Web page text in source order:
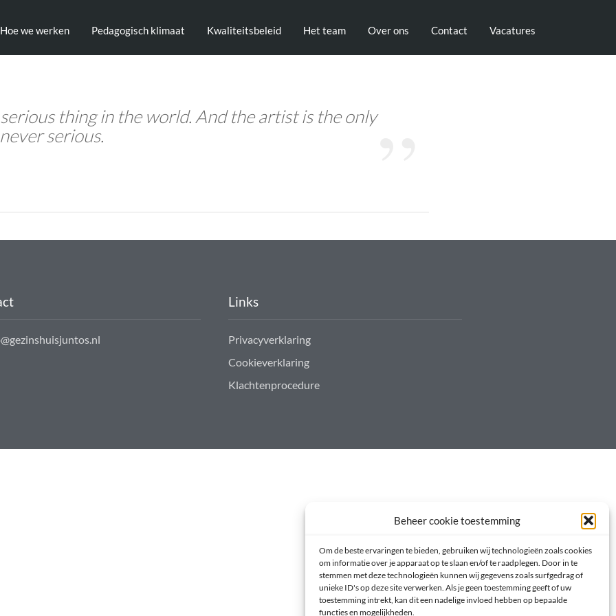
Beheer cookie toestemming
Om de beste ervaringen te bieden, gebruiken wij technologieën zoals cookies
om informatie over je apparaat op te slaan en/of te raadplegen. Door in te
stemmen met deze technologieën kunnen wij gegevens zoals surfgedrag of
unieke ID's op deze site verwerken. Als je geen toestemming geeft of uw
toestemming intrekt, kan dit een nadelige invloed hebben op bepaalde
functies en mogelijkheden.
Hoe we werken Pedagogisch klimaat Kwaliteitsbeleid Het team Over ons Contact Vacatures
thing in the world. And the artist is the only
serious.
Links
Privacyverklaring
Cookieverklaring
Klachtenprocedure